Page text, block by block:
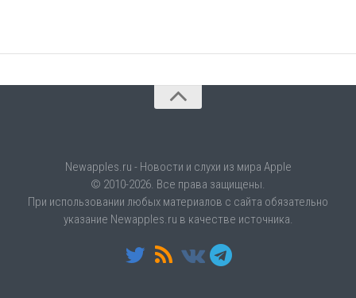
Newapples.ru - Новости и слухи из мира Apple
© 2010-2026. Все права защищены.
При использовании любых материалов с сайта обязательно
указание Newapples.ru в качестве источника.